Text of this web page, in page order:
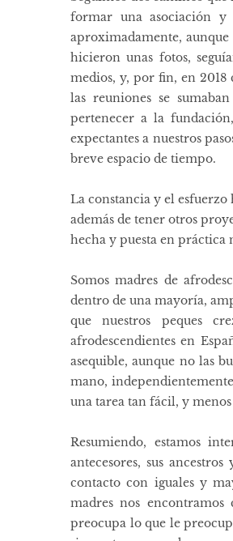
formar una asociación
aproximadamente,
hicieron unas fotos,
medios, y, por fin, en 2018
las reuniones se
pertenecer a la
expectantes a nuestros
breve espacio de tiempo.
La constancia y el esfuerzo
además de tener otros
hecha y puesta en práctica
Somos madres de
dentro de una mayoría,
que nuestros peques
afrodescendientes en
asequible, aunque no las
mano,
una tarea tan fácil, y
Resumiendo, estamos
antecesores, sus
contacto con iguales y
madres nos
preocupa lo que le